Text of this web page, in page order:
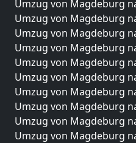
Umzug von Magdeburg
Umzug von Magdeburg
Umzug von Magdeburg
Umzug von Magdeburg
Umzug von Magdeburg
Umzug von Magdeburg
Umzug von Magdeburg
Umzug von Magdeburg
Umzug von Magdeburg
Umzug von Magdeburg